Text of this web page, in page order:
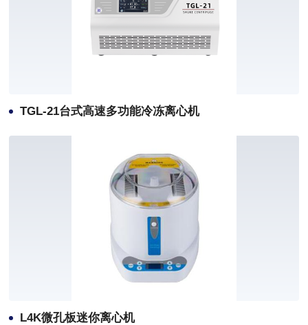
TGL-21台式高速多功能冷冻离心机
L4K微孔板迷你离心机